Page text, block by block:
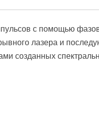
с помощью
лазера и
созданных